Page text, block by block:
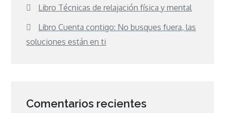
Libro Técnicas de relajación física y mental
Libro Cuenta contigo: No busques fuera, las
soluciones están en ti
Comentarios recientes